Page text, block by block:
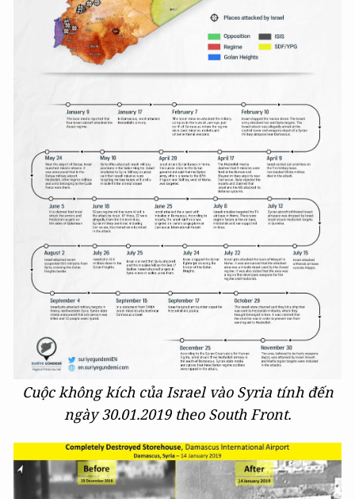
Cuộc không kích của Israel vào Syria tính đến
ngày 30.01.2019 theo South Front.